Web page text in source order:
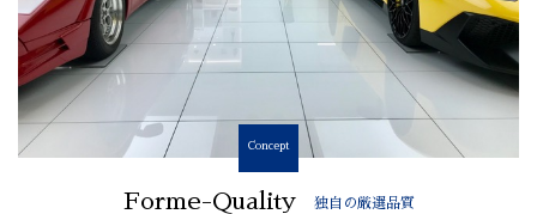
Concept
Forme-Quality 独自の厳選品質